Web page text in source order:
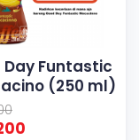
Day Funtastic
(250 ml)